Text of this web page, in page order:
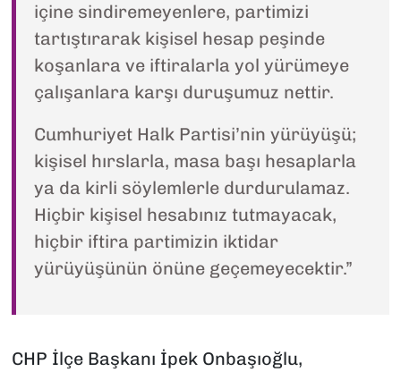
içine sindiremeyenlere, partimizi
tartıştırarak kişisel hesap peşinde
koşanlara ve iftiralarla yol yürümeye
çalışanlara karşı duruşumuz nettir.
Cumhuriyet Halk Partisi’nin yürüyüşü;
kişisel hırslarla, masa başı hesaplarla
ya da kirli söylemlerle durdurulamaz.
Hiçbir kişisel hesabınız tutmayacak,
hiçbir iftira partimizin iktidar
yürüyüşünün önüne geçemeyecektir.”
CHP İlçe Başkanı İpek Onbaşıoğlu,